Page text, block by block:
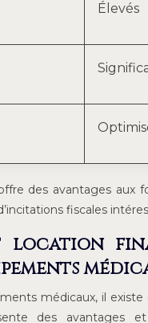
Élevés
des avantages aux
fiscales
location
médicaux, il
des avantages